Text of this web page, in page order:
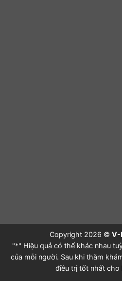
Copyright 2026 © V-
"*" Hiệu quả có thể khác nhau
của mỗi người. Sau khi thăm
điều trị tốt nhất cho